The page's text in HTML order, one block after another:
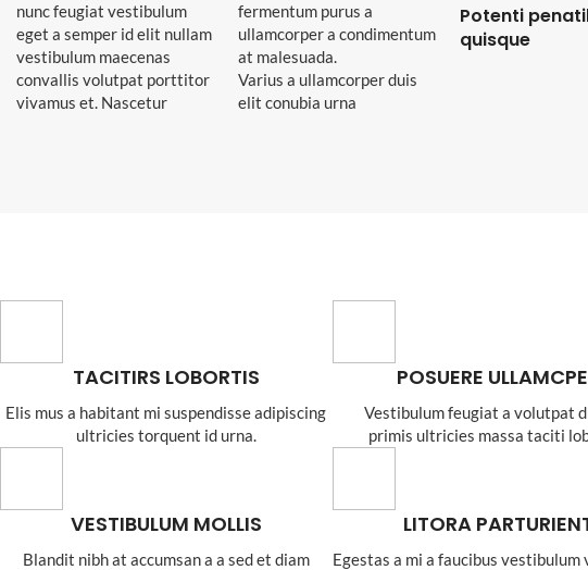
nunc feugiat vestibulum
eget a semper id elit nullam
vestibulum maecenas
convallis volutpat porttitor
vivamus et. Nascetur
fermentum purus a
ullamcorper a condimentum
at malesuada.
Varius a ullamcorper duis
elit conubia urna
Potenti
quisque
TACITIRS LOBORTIS
Elis mus a habitant mi suspendisse adipiscing
ultricies torquent id urna.
VESTIBULUM MOLLIS
Blandit nibh at accumsan a a sed et diam
POSUERE
Vestibulum feugiat a volutpat
primis ultricies massa taciti
LITORA
Egestas a mi a faucibus vestibulum